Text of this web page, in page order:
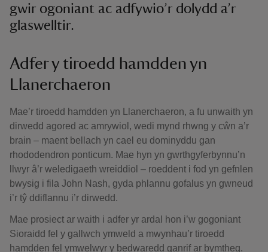
gwir ogoniant ac adfywio’r dolydd a’r
glaswelltir.
Adfer y tiroedd hamdden yn
Llanerchaeron
Mae’r tiroedd hamdden yn Llanerchaeron, a fu unwaith yn
dirwedd agored ac amrywiol, wedi mynd rhwng y cŵn a’r
brain – maent bellach yn cael eu dominyddu gan
rhododendron ponticum. Mae hyn yn gwrthgyferbynnu’n
llwyr â’r weledigaeth wreiddiol – roeddent i fod yn gefnlen
bwysig i fila John Nash, gyda phlannu gofalus yn gwneud
i’r tŷ ddiflannu i’r dirwedd.
Mae prosiect ar waith i adfer yr ardal hon i’w gogoniant
Sioraidd fel y gallwch ymweld a mwynhau’r tiroedd
hamdden fel ymwelwyr y bedwaredd ganrif ar bymtheg.